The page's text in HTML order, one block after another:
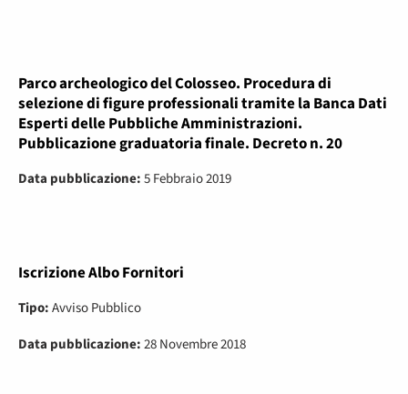
Parco archeologico del Colosseo. Procedura di
selezione di figure professionali tramite la Banca Dati
Esperti delle Pubbliche Amministrazioni.
Pubblicazione graduatoria finale. Decreto n. 20
Data pubblicazione:5 Febbraio 2019
Iscrizione Albo Fornitori
Tipo:Avviso Pubblico
Data pubblicazione:28 Novembre 2018